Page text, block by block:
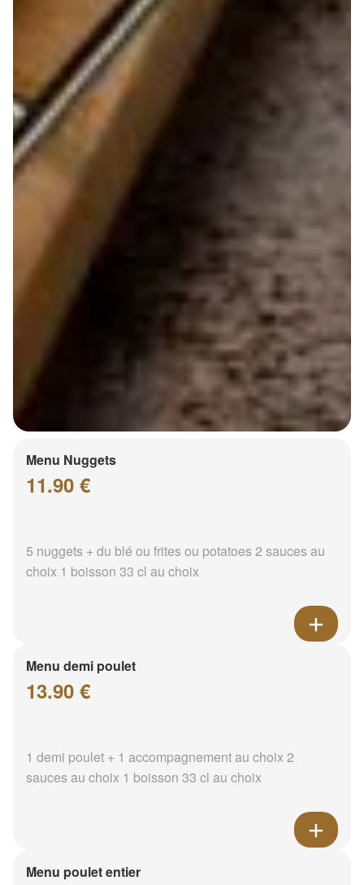
Menu Nuggets
11.90 €
5 nuggets + du blé ou frites ou potatoes 2 sauces au
choix 1 boisson 33 cl au choix
Menu demi poulet
13.90 €
1 demi poulet + 1 accompagnement au choix 2
sauces au choix 1 boisson 33 cl au choix
Menu poulet entier